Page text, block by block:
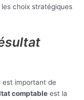
choix stratégiques
est important de
comptable est la